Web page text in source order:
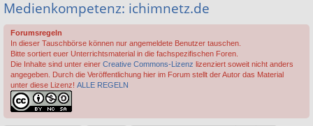
riff
h
Medienkompetenz: ichimnetz.de
Forumsregeln
In dieser Tauschbörse können nur angemeldete Benutzer tauschen.
Bitte sortiert euer Unterrichtsmaterial in die fachspezifischen Foren.
Die Inhalte sind unter einer Creative Commons-Lizenz lizenziert soweit nicht anders
angegeben. Durch die Veröffentlichung hier im Forum stellt der Autor das Material
unter diese Lizenz! ALLE REGELN